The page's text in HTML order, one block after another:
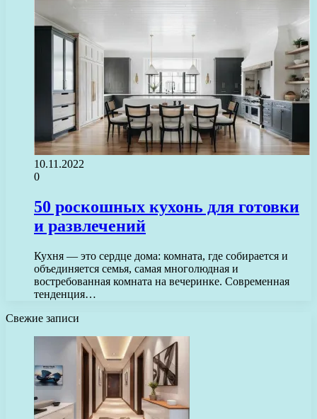
10.11.2022
0
50 роскошных кухонь для готовки
и развлечений
Кухня — это сердце дома: комната, где собирается и
объединяется семья, самая многолюдная и
востребованная комната на вечеринке. Современная
тенденция…
Свежие записи